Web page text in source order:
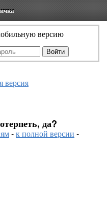
версию
версия
да?
-к полной версии -